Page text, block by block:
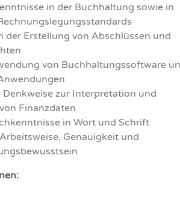
in der Buchhaltung sowie in
der Erstellung von Abschlüssen und
von Buchhaltungssoftware
zur Interpretation und
Finanzdaten
in Wort und Schrift
Genauigkeit und